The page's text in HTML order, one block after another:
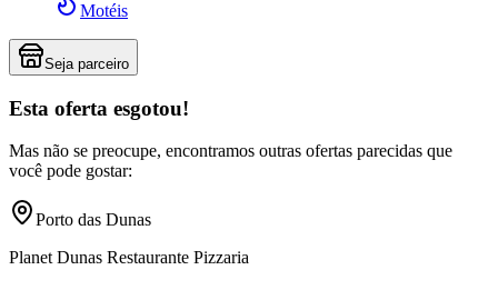
Motéis
Seja parceiro
Esta oferta esgotou!
Mas não se preocupe, encontramos outras ofertas parecidas que
você pode gostar:
Porto das Dunas
Planet Dunas Restaurante Pizzaria